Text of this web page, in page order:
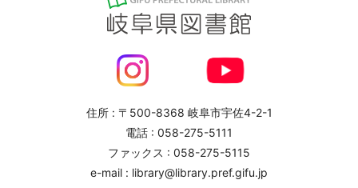
住所 : 〒500-8368 岐阜市宇佐4-2-1
電話 : 058-275-5111
ファックス : 058-275-5115
e-mail : library@library.pref.gifu.jp